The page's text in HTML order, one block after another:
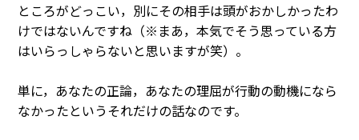
ところがどっこい，別にその相手は頭がおかしかったわ
けではないんですね（※まあ，本気でそう思っている方
はいらっしゃらないと思いますが笑）。
単に，あなたの正論，あなたの理屈が行動の動機になら
なかったというそれだけの話なのです。